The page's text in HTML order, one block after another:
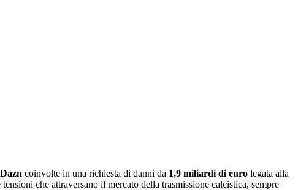
Dazn coinvolte in una richiesta di danni da 1,9 miliardi di euro legata alla
che attraversano il mercato della trasmissione calcistica, sempre